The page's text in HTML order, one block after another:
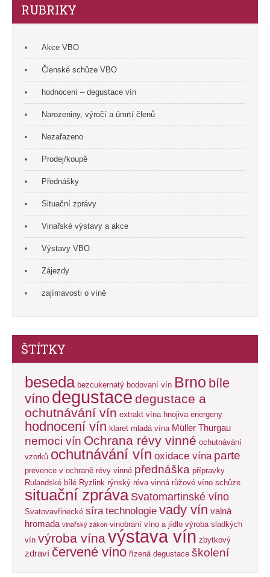
RUBRIKY
Akce VBO
Členské schůze VBO
hodnocení – degustace vín
Narozeniny, výročí a úmrtí členů
Nezařazeno
Prodej/koupě
Přednášky
Situační zprávy
Vinařské výstavy a akce
Výstavy VBO
Zájezdy
zajímavosti o víně
ŠTÍTKY
beseda bezcukernatý bodovaní vín Brno bíle
víno degustace degustace a
ochutnávání vín extrakt vína hnojiva energeny
hodnocení vín klaret mladá vína Müller Thurgau
nemoci vín Ochrana révy vinné ochutnávání
vzorků ochutnávání vín oxidace vína parte
prevence v ochraně révy vinné přednáška přípravky
Rulandské bílé Ryzlink rýnský réva vinná růžové víno schůze
situační zpráva Svatomartinské víno
Svatovavřinecké síra technologie vady vín valná
hromada vinařský zákon vinobraní víno a jídlo výroba sladkých
vín výroba vínavýstava vín zbytkový
zdraví červené víno řízená degustace školení